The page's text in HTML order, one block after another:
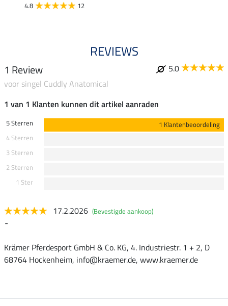
4.8 12
REVIEWS
1 Review
5.0
voor singel Cuddly Anatomical
1 van 1 Klanten kunnen dit artikel aanraden
5 Sterren
1 Klantenbeoordeling
4 Sterren
3 Sterren
2 Sterren
1 Ster
17.2.2026 (Bevestigde aankoop)
-
Krämer Pferdesport GmbH & Co. KG, 4. Industriestr. 1 + 2, D
68764 Hockenheim, info@kraemer.de, www.kraemer.de